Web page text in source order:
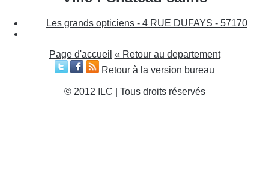
Les grands opticiens - 4 RUE DUFAYS - 57170
Page d'accueil « Retour au departement
Retour à la version bureau
© 2012 ILC | Tous droits réservés